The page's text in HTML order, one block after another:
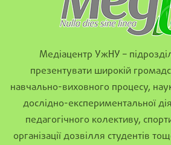
Медіацентр УжНУ –
презентувати широкій
навчально-виховного процесу,
дослідно-експериментальної
педагогічного колективу,
організації дозвілля студентів